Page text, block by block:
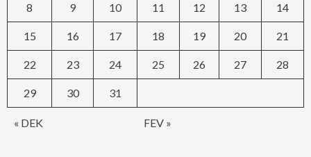
« DEK FEV »
8 9 10 11 12 13 14
15 16 17 18 19 20 21
22 23 24 25 26 27 28
29 30 31